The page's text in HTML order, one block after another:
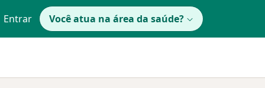
Entrar Você atua na área da saúde?